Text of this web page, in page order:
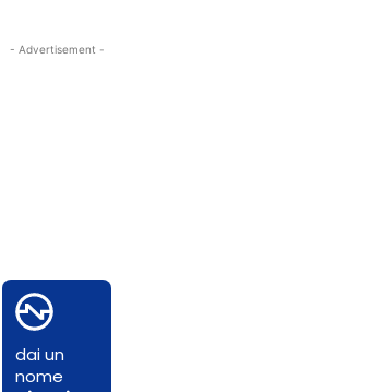
- Advertisement -